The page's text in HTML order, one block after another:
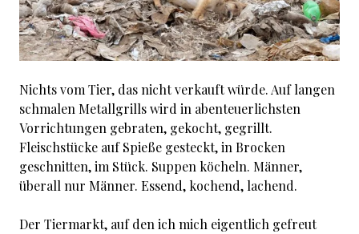
Nichts vom Tier, das nicht verkauft würde. Auf langen
schmalen Metallgrills wird in abenteuerlichsten
Vorrichtungen gebraten, gekocht, gegrillt.
Fleischstücke auf Spieße gesteckt, in Brocken
geschnitten, im Stück. Suppen köcheln. Männer,
überall nur Männer. Essend, kochend, lachend.
Der Tiermarkt, auf den ich mich eigentlich gefreut